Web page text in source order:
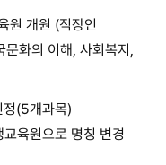
원 개원 (직장인
화의 이해, 사회복지,
정(5개과목)
육원으로 명칭 변경